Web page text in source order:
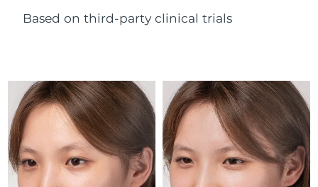
Based on third-party clinical trials
O NAS
Indonezja
Oczekiwany czas dostawy
8/6/26
Irlandia
Oczekiwany czas dostawy
8/8/26
Wyspa Man
Oczekiwany czas dostawy
8/10/26